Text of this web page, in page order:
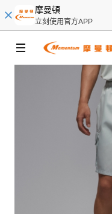
摩曼頓
立刻使用官方APP